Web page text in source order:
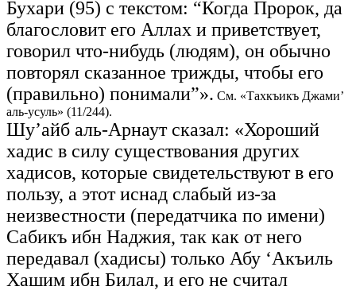
Бухари (95) с текстом: “Когда Пророк, да
благословит его Аллах и приветствует,
говорил что-нибудь (людям), он обычно
повторял сказанное трижды, чтобы его
(правильно) понимали”». См. «Тахкъикъ Джами’
аль-усуль» (11/244).
Шу’айб аль-Арнаут сказал: «Хороший
хадис в силу существования других
хадисов, которые свидетельствуют в его
пользу, а этот иснад слабый из-за
неизвестности (передатчика по имени)
Сабикъ ибн Наджия, так как от него
передавал (хадисы) только Абу ‘Акъиль
Хашим ибн Билал, и его не считал